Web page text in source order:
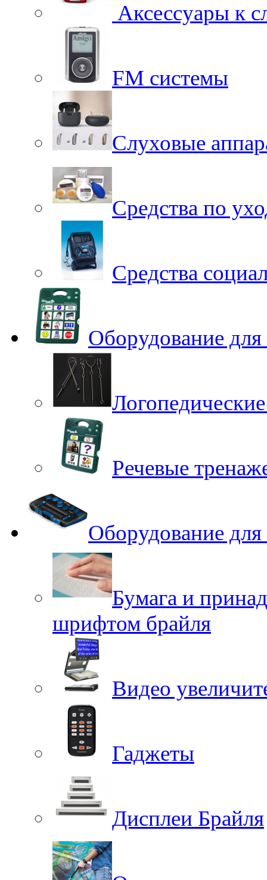
Аксессуары к
FM системы
Слуховые
Средства по
Средства
Оборудование
Речевые
Оборудование
Бумага и
шрифтом брайля
Видео
Гаджеты
Дисплеи Брайля